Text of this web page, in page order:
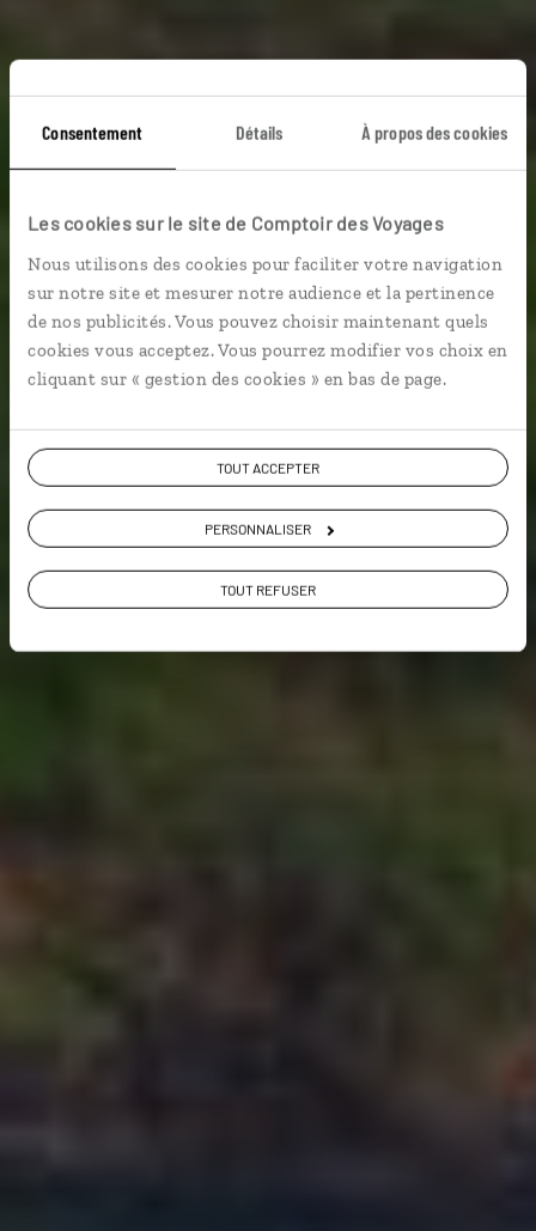
Consentement Détails À propos des cookies
Les cookies sur le site de Comptoir des Voyages
Nous utilisons des cookies pour faciliter votre navigation
sur notre site et mesurer notre audience et la pertinence
de nos publicités. Vous pouvez choisir maintenant quels
cookies vous acceptez. Vous pourrez modifier vos choix en
cliquant sur « gestion des cookies » en bas de page.
TOUT ACCEPTER
PERSONNALISER
TOUT REFUSER
Un cargo nommé
Aranui
Croisière en Polynésie française : Tahiti, Tuamotu,
Marquises et Bora Bora
Croisière Voyage d'une vie
Voir les 185 avis sur les voyages en
Polynésie
VOIR LA GALERIE PHOTOS